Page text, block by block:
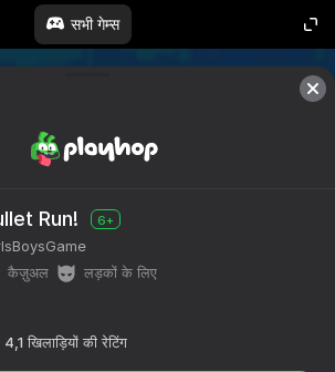
सभी गेम्स
Run! 6+
कैज़ुअल
लड़कों के लिए
4,1 खिलाड़ियों की रेटिंग